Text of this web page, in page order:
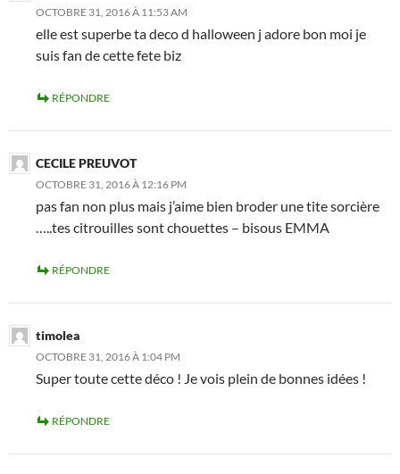
OCTOBRE 31, 2016 À 11:53 AM
elle est superbe ta deco d halloween j adore bon moi je
suis fan de cette fete biz
RÉPONDRE
CECILE PREUVOT
OCTOBRE 31, 2016 À 12:16 PM
pas fan non plus mais j’aime bien broder une tite sorcière
…..tes citrouilles sont chouettes – bisous EMMA
RÉPONDRE
timolea
OCTOBRE 31, 2016 À 1:04 PM
Super toute cette déco ! Je vois plein de bonnes idées !
RÉPONDRE